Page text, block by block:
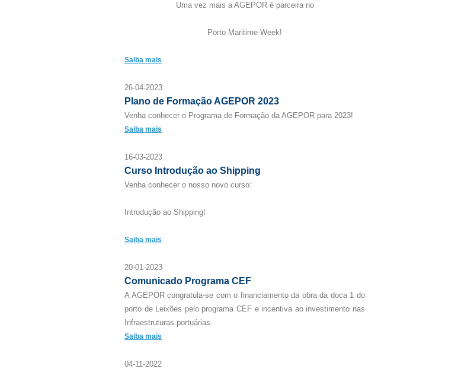
Uma vez mais a AGEPOR é parceira no
Porto Maritime Week!
Saiba mais
26-04-2023
Plano de Formação AGEPOR 2023
Venha conhecer o Programa de Formação da AGEPOR para 2023!
Saiba mais
16-03-2023
Curso Introdução ao Shipping
Venha conhecer o nosso novo curso:
Introdução ao Shipping!
Saiba mais
20-01-2023
Comunicado Programa CEF
A AGEPOR congratula-se com o financiamento da obra da doca 1 do
porto de Leixões pelo programa CEF e incentiva ao investimento nas
Infraestruturas portuárias.
Saiba mais
04-11-2022